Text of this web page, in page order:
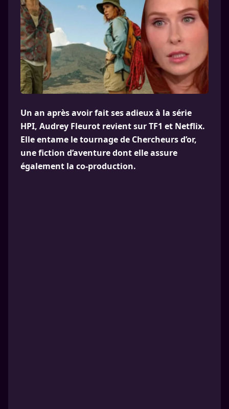
Un an après avoir fait ses adieux à la série
HPI, Audrey Fleurot revient sur TF1 et Netflix.
Elle entame le tournage de Chercheurs d’or,
une fiction d’aventure dont elle assure
également la co-production.